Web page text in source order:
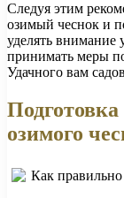
Следуя этим
озимый чеснок и
уделять внимание
принимать меры
Удачного вам
озимого